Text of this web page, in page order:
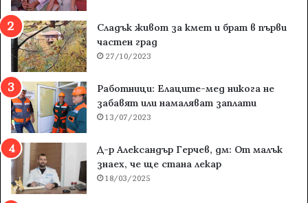
Сладък живот за кмет и брат в първи
частен град
27/10/2023
Работници: Елаците-мед никога не
забавят или намаляват заплати
13/07/2023
Д-р Александър Герчев, дм: От малък
знаех, че ще стана лекар
18/03/2025